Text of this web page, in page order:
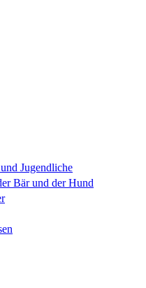
Jugendliche
Bär und der Hund